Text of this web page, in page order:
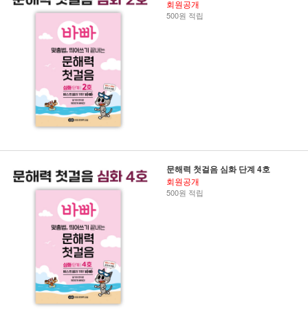
회원공개
500원 적립
문해력 첫걸음 심화 단계 4호
회원공개
500원 적립